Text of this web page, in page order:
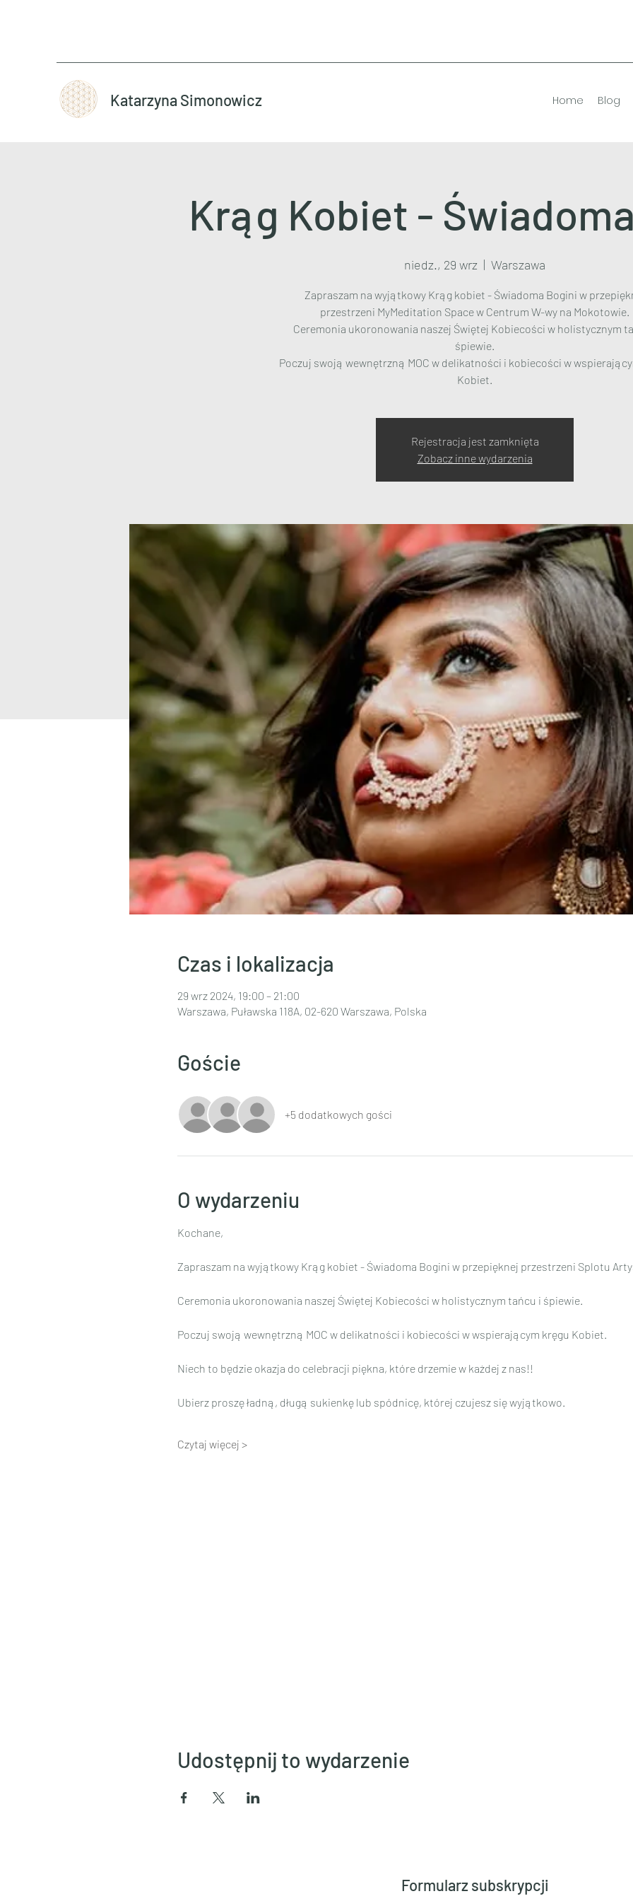
Katarzyna Simonowicz Home Blog
Krąg Kobiet -
niedz., 29 wrz
  |
Warszawa
Zapraszam na wyjątkowy Krąg kobiet - Świadoma Bogini w
przestrzeni MyMeditation Space w Centrum W-wy na Mokotowie.
Ceremonia ukoronowania naszej Świętej Kobiecości w holistycznym
śpiewie.
Poczuj swoją wewnętrzną MOC w delikatności i kobiecości w
Kobiet.
Rejestracja jest zamknięta
Zobacz inne wydarzenia
Czas i lokalizacja
29 wrz 2024, 19:00 – 21:00
Warszawa, Puławska 118A, 02-620 Warszawa, Polska
Goście
+5 dodatkowych gości
O wydarzeniu
Kochane,
Zapraszam na wyjątkowy Krąg kobiet - Świadoma Bogini w przepięknej przestrzeni Splotu
Ceremonia ukoronowania naszej Świętej Kobiecości w holistycznym tańcu i śpiewie.
Poczuj swoją wewnętrzną MOC w delikatności i kobiecości w wspierającym kręgu Kobiet.
Niech to będzie okazja do celebracji piękna, które drzemie w każdej z nas!!
Ubierz proszę ładną, długą sukienkę lub spódnicę, której czujesz się wyjątkowo.
Czytaj więcej >
Udostępnij to wydarzenie
Formularz subskrypcji